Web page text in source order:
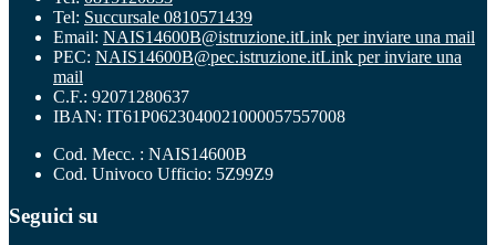
Tel: Succursale 0810571439
Email: NAIS14600B@istruzione.itLink per inviare una mail
PEC: NAIS14600B@pec.istruzione.itLink per inviare una
mail
C.F.: 92071280637
IBAN: IT61P0623040021000057557008
Cod. Mecc. : NAIS14600B
Cod. Univoco Ufficio: 5Z99Z9
Seguici su